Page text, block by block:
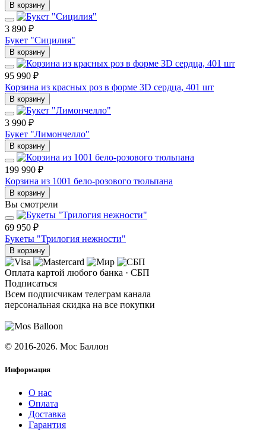
В корзину
3 890 ₽
Букет "Сицилия"
В корзину
95 990 ₽
Корзина из красных роз в форме 3D сердца, 401 шт
В корзину
3 990 ₽
Букет "Лимончелло"
В корзину
199 990 ₽
Корзина из 1001 бело-розового тюльпана
В корзину
Вы смотрели
69 950 ₽
Букеты "Трилогия нежности"
В корзину
Оплата картой любого банка · СБП
Подписаться
Всем подписчикам телеграм канала
персональная скидка на все покупки
© 2016-2026. Мос Баллон
Информация
О нас
Оплата
Доставка
Гарантия